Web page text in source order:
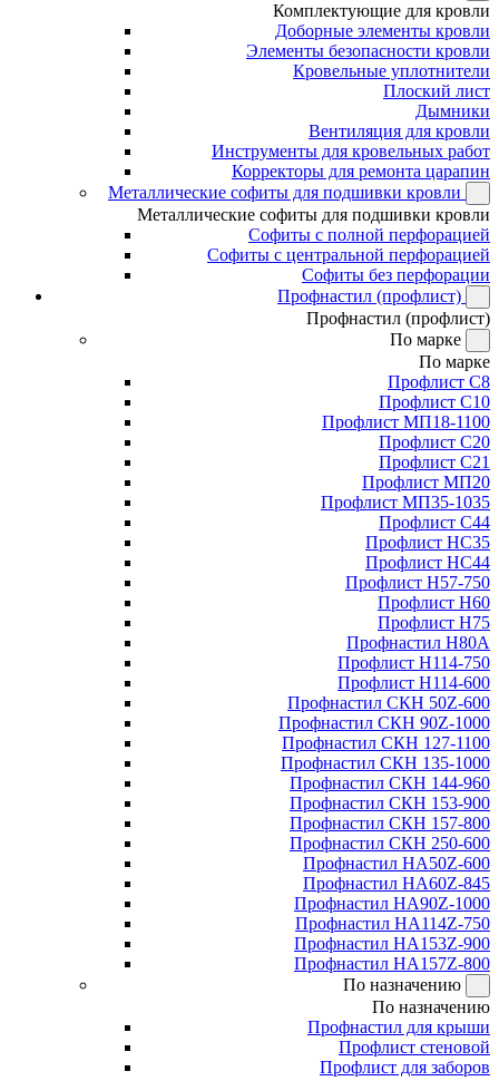
Комплектующие для кровли
Доборные элементы кровли
Элементы безопасности кровли
Кровельные уплотнители
Плоский лист
Дымники
Вентиляция для кровли
Инструменты для кровельных работ
Корректоры для ремонта царапин
Металлические софиты для подшивки кровли
Металлические софиты для подшивки кровли
Софиты с полной перфорацией
Софиты с центральной перфорацией
Софиты без перфорации
Профнастил (профлист)
Профнастил (профлист)
По марке
По марке
Профлист С8
Профлист С10
Профлист МП18-1100
Профлист С20
Профлист С21
Профлист МП20
Профлист МП35-1035
Профлист С44
Профлист НС35
Профлист НС44
Профлист Н57-750
Профлист Н60
Профлист Н75
Профнастил Н80А
Профлист Н114-750
Профлист Н114-600
Профнастил СКН 50Z-600
Профнастил СКН 90Z-1000
Профнастил СКН 127-1100
Профнастил СКН 135-1000
Профнастил СКН 144-960
Профнастил СКН 153-900
Профнастил СКН 157-800
Профнастил СКН 250-600
Профнастил НА50Z-600
Профнастил НА60Z-845
Профнастил НА90Z-1000
Профнастил НА114Z-750
Профнастил НА153Z-900
Профнастил НА157Z-800
По назначению
По назначению
Профнастил для крыши
Профлист стеновой
Профлист для заборов